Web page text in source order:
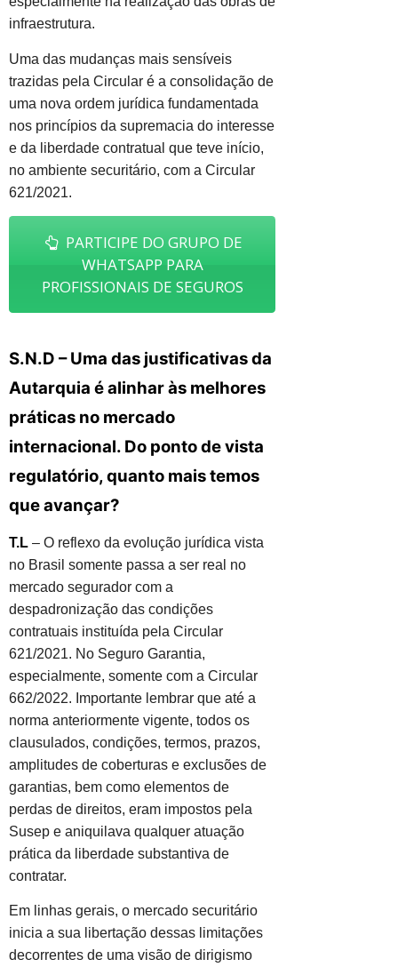
infraestrutura.
Uma das mudanças mais sensíveis
trazidas pela Circular é a consolidação de
uma nova ordem jurídica fundamentada
nos princípios da supremacia do interesse
e da liberdade contratual que teve início,
no ambiente securitário, com a Circular
621/2021.
PARTICIPE DO GRUPO DE
WHATSAPP PARA
PROFISSIONAIS DE SEGUROS
S.N.D – Uma das justificativas da
Autarquia é alinhar às melhores
práticas no mercado
internacional. Do ponto de vista
regulatório, quanto mais temos
que avançar?
T.L – O reflexo da evolução jurídica vista
no Brasil somente passa a ser real no
mercado segurador com a
despadronização das condições
contratuais instituída pela Circular
621/2021. No Seguro Garantia,
especialmente, somente com a Circular
662/2022. Importante lembrar que até a
norma anteriormente vigente, todos os
clausulados, condições, termos, prazos,
amplitudes de coberturas e exclusões de
garantias, bem como elementos de
perdas de direitos, eram impostos pela
Susep e aniquilava qualquer atuação
prática da liberdade substantiva de
contratar.
Em linhas gerais, o mercado securitário
inicia a sua libertação dessas limitações
decorrentes de uma visão de dirigismo